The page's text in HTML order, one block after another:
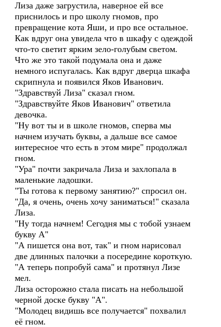
Лиза даже загрустила, наверное ей все
приснилось и про школу гномов, про
превращение кота Яши, и про все остальное.
Как вдруг она увидела что в шкафу с одеждой
что-то светит ярким зело-голубым светом.
Что же это такой подумала она и даже
немного испугалась. Как вдруг дверца шкафа
скрипнула и появился Яков Иванович.
"Здравствуй Лиза" сказал гном.
"Здравствуйте Яков Иванович" ответила
девочка.
"Ну вот ты и в школе гномов, сперва мы
начнем изучать буквы, а дальше все самое
интересное что есть в этом мире" продолжал
гном.
"Ура" почти закричала Лиза и захлопала в
маленькие ладошки.
"Ты готова к первому занятию?" спросил он.
"Да, я очень, очень хочу заниматься!" сказала
Лиза.
"Ну тогда начнем! Сегодня мы с тобой узнаем
букву А"
"А пишется она вот, так" и гном нарисовал
две длинных палочки а посередине короткую.
"А теперь попробуй сама" и протянул Лизе
мел.
Лиза осторожно стала писать на небольшой
черной доске букву "А".
"Молодец видишь все получается" похвалил
её гном.